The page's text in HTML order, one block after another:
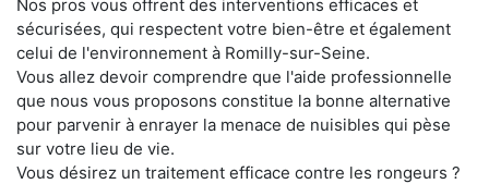
Nos pros vous offrent des interventions efficaces et
sécurisées, qui respectent votre bien-être et également
celui de l'environnement à Romilly-sur-Seine.
Vous allez devoir comprendre que l'aide professionnelle
que nous vous proposons constitue la bonne alternative
pour parvenir à enrayer la menace de nuisibles qui pèse
sur votre lieu de vie.
Vous désirez un traitement efficace contre les rongeurs ?